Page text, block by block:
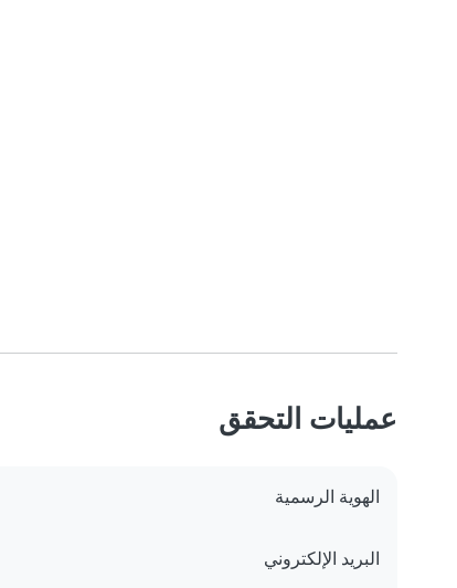
عمليات التحقق
الهوية الرسمية
البريد الإلكتروني